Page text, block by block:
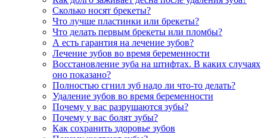
Сколько носят брекеты?
Что лучше пластинки или брекеты?
Что делать первым брекеты или пломбы?
А есть гарантия на лечение зубов?
Лечение зубов во время беременности
Восстановление зуба на штифтах. В каких случаях
оно показано?
Полностью сгнил зуб надо ли что-то делать?
Удаление зубов во время беременности
Почему у вас разрушаются зубы?
Почему у вас болят зубы?
Как сохранить здоровье зубов